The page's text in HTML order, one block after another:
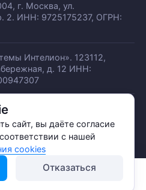
сайт, вы даёте согласие
с нашей
cookies
Отказаться
г. Москва, ул.
2. ИНН: 9725175237, ОГРН:
Интелион». 123112,
д. 12 ИНН: